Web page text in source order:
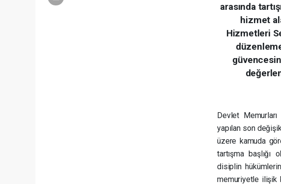
arasında
hizmet
Hizmetleri
Devlet
yapılan son
üzere kamuda
tartışma başlığı
disiplin
memuriyetle ilişik